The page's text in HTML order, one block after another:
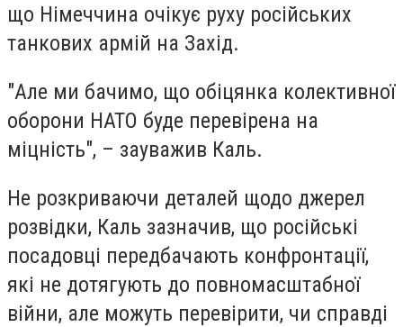
що Німеччина очікує руху російських
танкових армій на Захід.
"Але ми бачимо, що обіцянка колективної
оборони НАТО буде перевірена на
міцність", – зауважив Каль.
Не розкриваючи деталей щодо джерел
розвідки, Каль зазначив, що російські
посадовці передбачають конфронтації,
які не дотягують до повномасштабної
війни, але можуть перевірити, чи справді